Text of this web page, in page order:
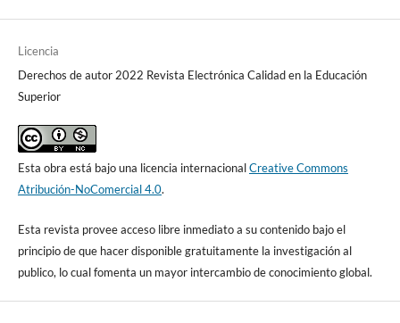
Licencia
Derechos de autor 2022 Revista Electrónica Calidad en la Educación
Superior
Esta obra está bajo una licencia internacionalCreative Commons
Atribución-NoComercial 4.0.
Esta revista provee acceso libre inmediato a su contenido bajo el
principio de que hacer disponible gratuitamente la investigación al
publico, lo cual fomenta un mayor intercambio de conocimiento global.